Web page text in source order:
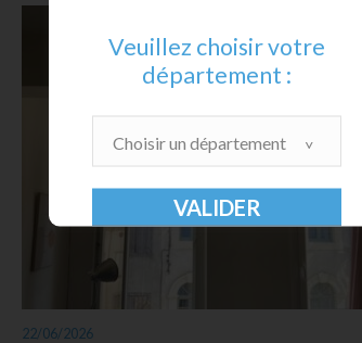
22/06/2026
Veuillez choisir votre
département :
Choisir un département